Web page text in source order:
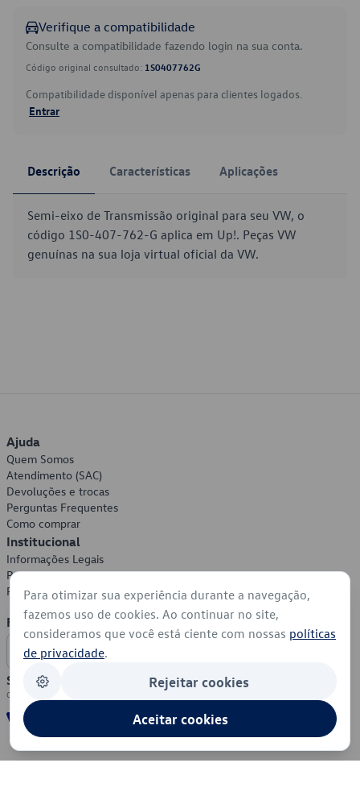
Verifique a compatibilidade
Consulte a compatibilidade fazendo login na sua conta.
Código original consultado: 1S0407762G
Compatibilidade disponível apenas para clientes logados.
Entrar
Descrição Características Aplicações
Semi-eixo de Transmissão original para seu VW, o
código 1S0-407-762-G aplica em Up!. Peças VW
genuínas na sua loja virtual oficial da VW.
Ajuda
Quem Somos
Atendimento (SAC)
Devoluções e trocas
Perguntas Frequentes
Como comprar
Institucional
Informações Legais
Política de Privacidade
Política de Cookies
Formas de Pagamento
Segurança
Para otimizar sua experiência durante a navegação,
fazemos uso de cookies. Ao continuar no site,
consideramos que você está ciente com nossas políticas
de privacidade.
Rejeitar cookies
Aceitar cookies